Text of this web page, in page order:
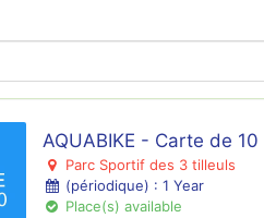
AQUABIKE - Carte de
Parc Sportif des 3 tilleuls
(périodique) : 1 Year
Place(s) available